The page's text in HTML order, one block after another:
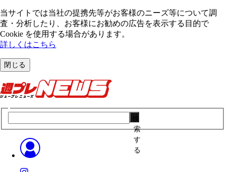
当サイトでは当社の提携先等がお客様のニーズ等について調
査・分析したり、お客様にお勧めの広告を表⽰する⽬的で
Cookie を使⽤する場合があります。
詳しくはこちら
閉じる
索
す
る